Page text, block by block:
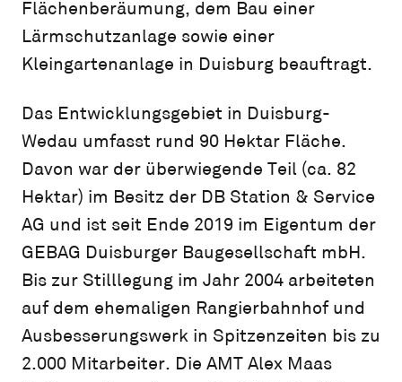
Flächenberäumung, dem Bau einer
Lärmschutzanlage sowie einer
Kleingartenanlage in Duisburg beauftragt.
Das Entwicklungsgebiet in Duisburg-
Wedau umfasst rund 90 Hektar Fläche.
Davon war der überwiegende Teil (ca. 82
Hektar) im Besitz der DB Station & Service
AG und ist seit Ende 2019 im Eigentum der
GEBAG Duisburger Baugesellschaft mbH.
Bis zur Stilllegung im Jahr 2004 arbeiteten
auf dem ehemaligen Rangierbahnhof und
Ausbesserungswerk in Spitzenzeiten bis zu
2.000 Mitarbeiter. Die AMT Alex Maas